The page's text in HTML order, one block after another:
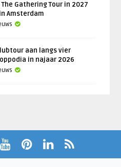
Gathering Tour in 2027
Amsterdam
aan langs vier
in najaar 2026